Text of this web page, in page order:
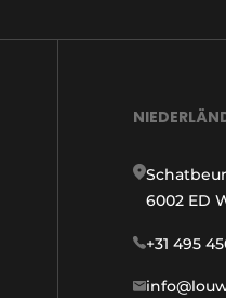
6002 ED
+31 495